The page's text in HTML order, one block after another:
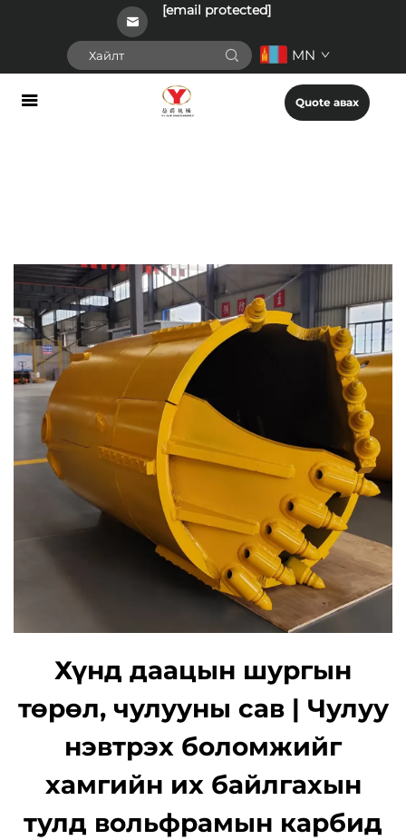
[email protected]
MN
Quote авах
Хүнд даацын шургын
төрөл, чулууны сав | Чулуу
нэвтрэх боломжийг
хамгийн их байлгахын
тулд вольфрамын карбид